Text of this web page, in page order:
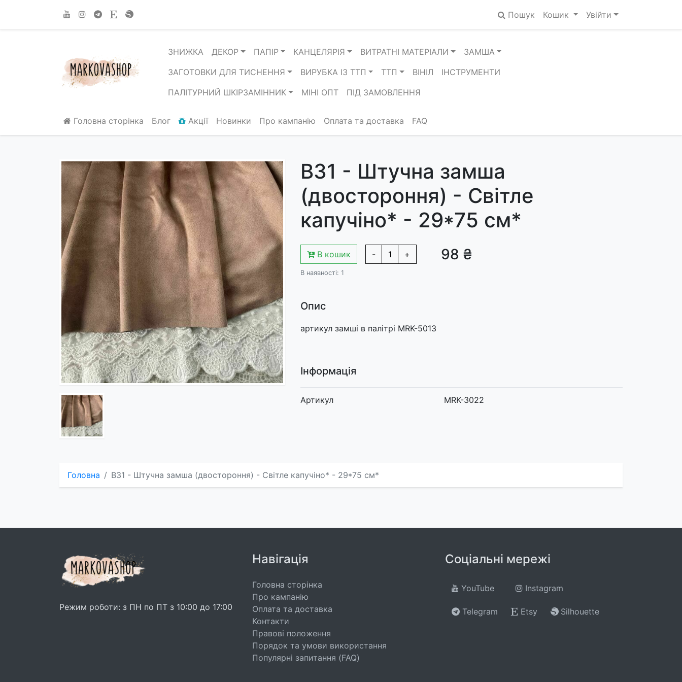
Пошук Кошик Увійти
ЗНИЖКА ДЕКОР ПАПІР КАНЦЕЛЯРІЯ ВИТРАТНІ МАТЕРІАЛИ
ЗАМША
ЗАГОТОВКИ ДЛЯ ТИСНЕННЯ
ВИРУБКА ІЗ ТТП ТТП ВІНІЛ
ІНСТРУМЕНТИ
ПАЛІТУРНИЙ ШКІРЗАМІННИК
МІНІ ОПТ ПІД ЗАМОВЛЕННЯ
Головна сторінка Блог Акції Новинки Про кампанію Оплата та доставка FAQ
B31 - Штучна замша
(двостороння) - Світле
капучіно* - 29*75 см*
В кошик - 1 + 98 ₴
В наявності: 1
Опис
артикул замші в палітрі MRK-5013
Інформація
Артикул MRK-3022
Головна B31 - Штучна замша (двостороння) - Світле капучіно* - 29*75 см*
Режим роботи: з ПН по ПТ з 10:00 до 17:00
Навігація
Головна сторінка
Про кампанію
Оплата та доставка
Контакти
Правові положення
Порядок та умови використання
Популярні запитання (FAQ)
Соціальні мережі
YouTube Instagram
Telegram Etsy Silhouette